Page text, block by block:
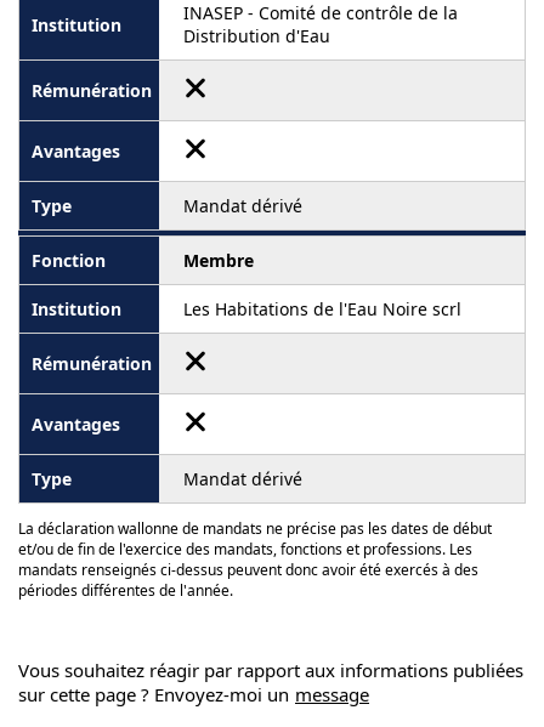
INASEP - Comité de contrôle de la
Distribution d'Eau
Mandat dérivé
Membre
Les Habitations de l'Eau Noire scrl
Mandat dérivé
La déclaration wallonne de mandats ne précise pas les dates de début
et/ou de fin de l'exercice des mandats, fonctions et professions. Les
mandats renseignés ci-dessus peuvent donc avoir été exercés à des
périodes différentes de l'année.
Vous souhaitez réagir par rapport aux informations publiées
sur cette page ? Envoyez-moi un message